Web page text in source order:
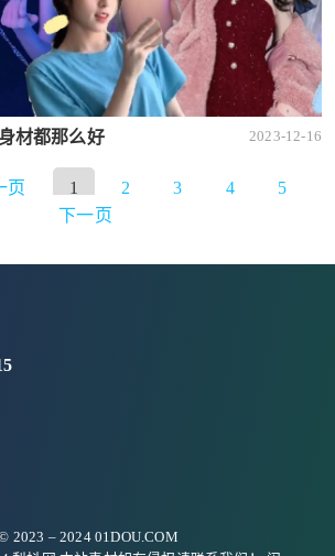
材都那么好 2023-12-16
页 1 2 3 4
5
下一页
2023 – 2024 01DOU.COM